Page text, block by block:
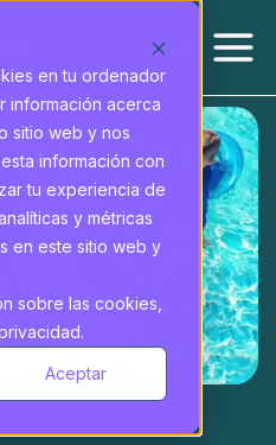
en tu ordenador
información acerca
sitio web y nos
información con
tu experiencia de
y métricas
en este sitio web y
sobre las cookies,
Aceptar